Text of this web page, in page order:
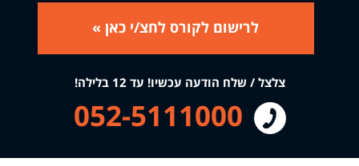
לרישום לקורס לחצ/י כאן »
צלצל / שלח הודעה עכשיו! עד 12 בלילה!
052-5111000